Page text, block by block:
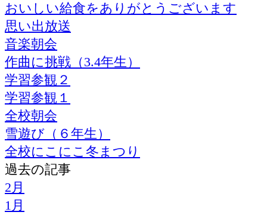
おいしい給食をありがとうございます
思い出放送
音楽朝会
作曲に挑戦（3.4年生）
学習参観２
学習参観１
全校朝会
雪遊び（６年生）
全校にこにこ冬まつり
過去の記事
2月
1月